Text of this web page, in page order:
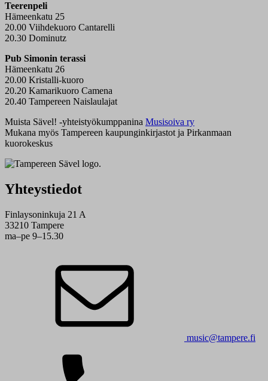
Teerenpeli
Hämeenkatu 25
20.00 Viihdekuoro Cantarelli
20.30 Dominutz
Pub Simonin terassi
Hämeenkatu 26
20.00 Kristalli-kuoro
20.20 Kamarikuoro Camena
20.40 Tampereen Naislaulajat
Muista Sävel! -yhteistyökumppanina Musisoiva ry
Mukana myös Tampereen kaupunginkirjastot ja Pirkanmaan
kuorokeskus
Yhteystiedot
Finlaysoninkuja 21 A
33210 Tampere
ma–pe 9–15.30
music@tampere.fi